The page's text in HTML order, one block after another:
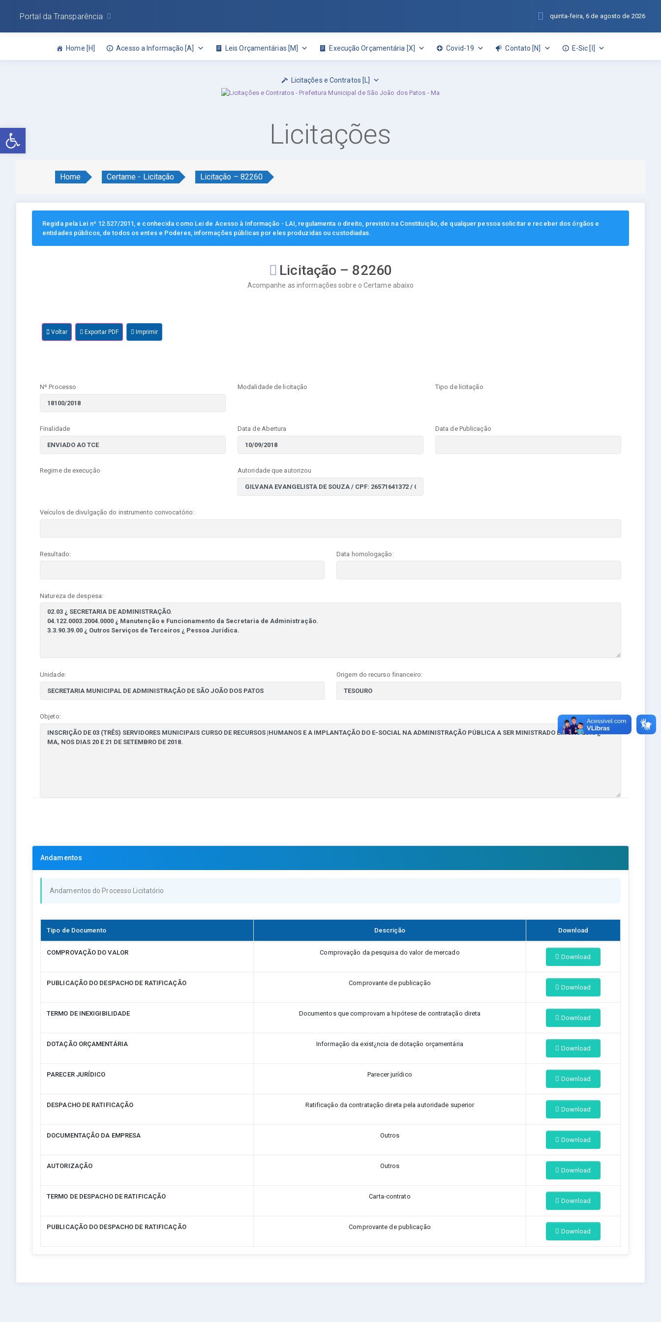
Abrir a barra de ferramentas
Home [H] Acesso a Informação [A] Leis Orçamentárias [M] Execução Orçamentária [X] Covid-19 Contato [N] E-Sic [I]
Licitações e Contratos [L]
Portal da Transparência quinta-feira, 6 de agosto de 2026
Licitações
Home Certame - Licitação Licitação – 82260
Regida pela Lei nº 12.527/2011, e conhecida como Lei de Acesso à Informação - LAI, regulamenta o direito, previsto na Constituição, de qualquer pessoa solicitar e receber dos órgãos e
entidades públicos, de todos os entes e Poderes, informações públicas por eles produzidas ou custodiadas.
Licitação – 82260
Acompanhe as informações sobre o Certame abaixo
Voltar Exportar PDF Imprimir
Nº Processo Modalidade de licitação Tipo de licitação
Finalidade Data de Abertura Data de Publicação
Regime de execução Autoridade que autorizou
Veículos de divulgação do instrumento convocatório:
Resultado: Data homologação:
Natureza de despesa:
Unidade: Origem do recurso financeiro:
Objeto:
Andamentos
Andamentos do Processo Licitatório
Tipo de Documento Descrição Download
COMPROVAÇÃO DO VALOR Comprovação da pesquisa do valor de mercado
Download
PUBLICAÇÃO DO DESPACHO DE RATIFICAÇÃO Comprovante de publicação
Download
TERMO DE INEXIGIBILIDADE Documentos que comprovam a hipótese de contratação direta
Download
DOTAÇÃO ORÇAMENTÁRIA Informação da exist¿ncia de dotação orçamentária
Download
PARECER JURÍDICO Parecer jurídico
Download
DESPACHO DE RATIFICAÇÃO Ratificação da contratação direta pela autoridade superior
Download
DOCUMENTAÇÃO DA EMPRESA Outros
Download
AUTORIZAÇÃO Outros
Download
TERMO DE DESPACHO DE RATIFICAÇÃO Carta-contrato
Download
PUBLICAÇÃO DO DESPACHO DE RATIFICAÇÃO Comprovante de publicação
Download